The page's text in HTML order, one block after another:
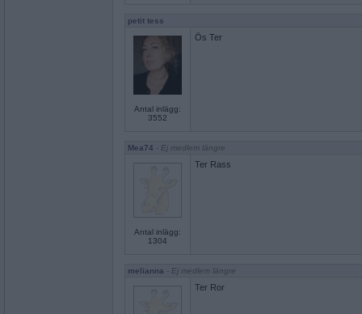
petit tess
Antal inlägg:
3552
Ös Ter
Mea74 - Ej medlem längre
Antal inlägg:
1304
Ter Rass
melianna - Ej medlem längre
Ter Ror